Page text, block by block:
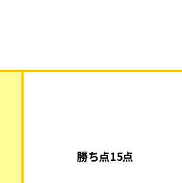
勝ち点15点